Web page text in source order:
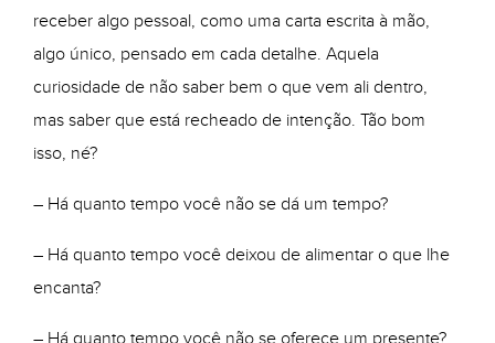
receber algo pessoal, como uma carta escrita à mão,
algo único, pensado em cada detalhe. Aquela
curiosidade de não saber bem o que vem ali dentro,
mas saber que está recheado de intenção. Tão bom
isso, né?
– Há quanto tempo você não se dá um tempo?
– Há quanto tempo você deixou de alimentar o que lhe
encanta?
– Há quanto tempo você não se oferece um presente?